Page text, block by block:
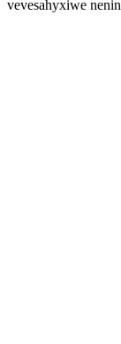
vevesahyxiwe